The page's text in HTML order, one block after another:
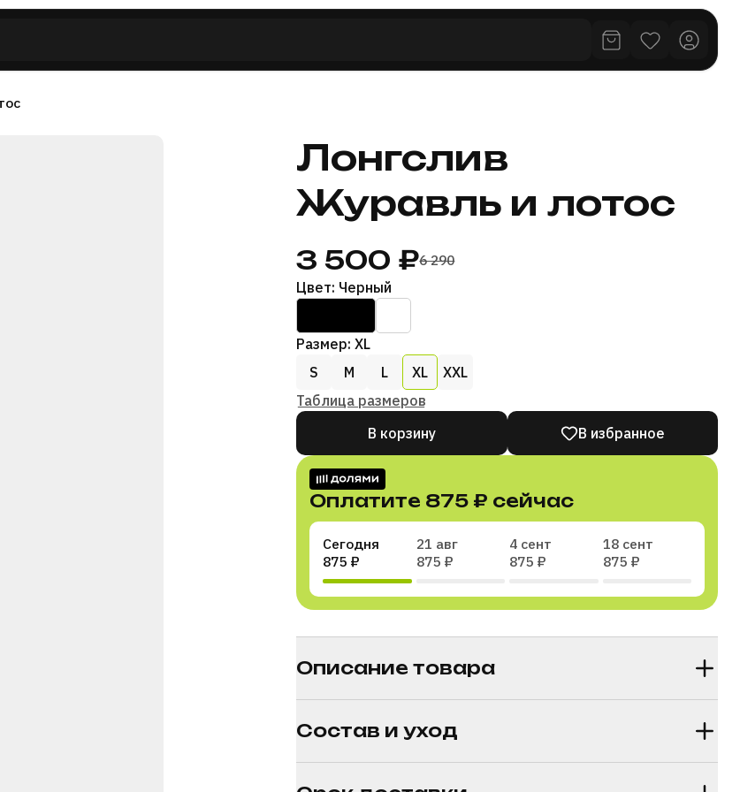
Лонгслив
Журавль и лотос
3 500 ₽6 290
Цвет: Черный
Размер: XL
S
M L XL
XXL
Таблица размеров
В корзину
В избранное
Оплатите 875 ₽ сейчас
Сегодня
875 ₽
21 авг
875 ₽
4 сент
875 ₽
18 сент
875 ₽
Описание товара
Состав и уход